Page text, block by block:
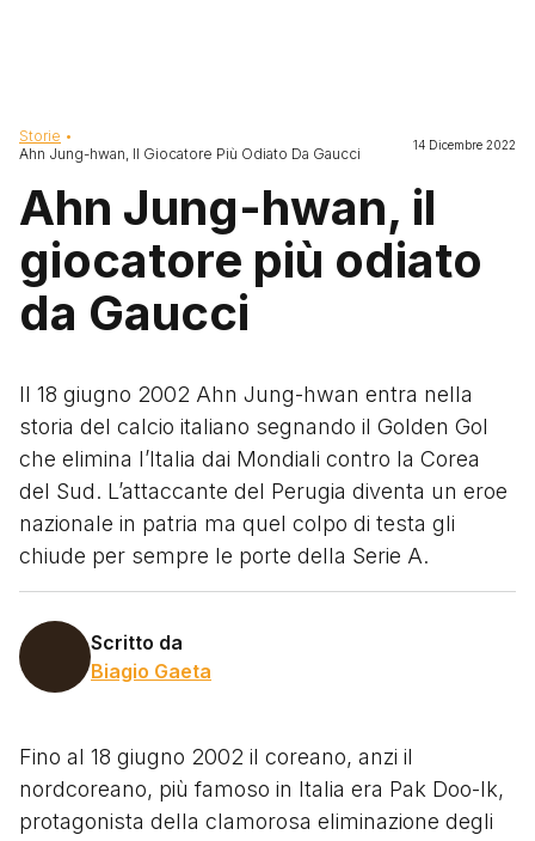
Briciole di pane
Storie
Ahn Jung-hwan, Il Giocatore Più Odiato Da Gaucci
14 Dicembre 2022
Ahn Jung-hwan, il
giocatore più odiato
da Gaucci
Il 18 giugno 2002 Ahn Jung-hwan entra nella
storia del calcio italiano segnando il Golden Gol
che elimina l’Italia dai Mondiali contro la Corea
del Sud. L’attaccante del Perugia diventa un eroe
nazionale in patria ma quel colpo di testa gli
chiude per sempre le porte della Serie A.
Scritto da
Biagio Gaeta
Fino al 18 giugno 2002 il coreano, anzi il
nordcoreano, più famoso in Italia era Pak Doo-Ik,
protagonista della clamorosa eliminazione degli